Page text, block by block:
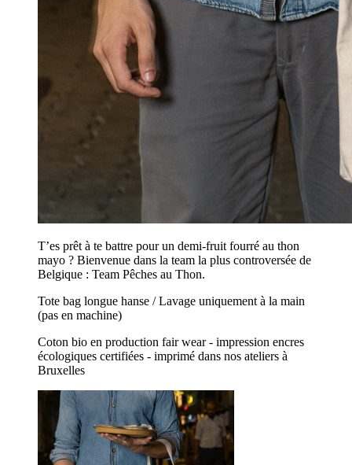
T’es prêt à te battre pour un demi-fruit fourré au thon
mayo ? Bienvenue dans la team la plus controversée de
Belgique : Team Pêches au Thon.
Tote bag longue hanse / Lavage uniquement à la main
(pas en machine)
Coton bio en production fair wear - impression encres
écologiques certifiées - imprimé dans nos ateliers à
Bruxelles